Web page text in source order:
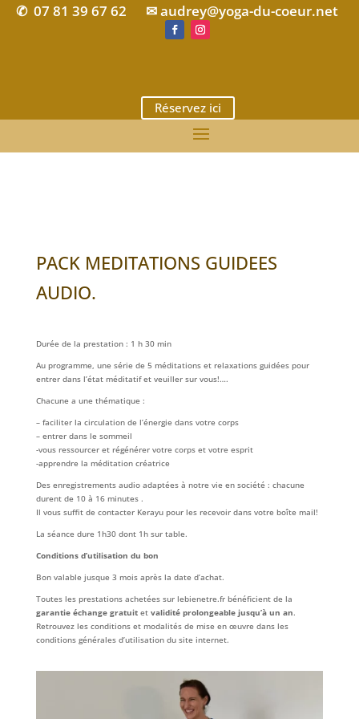
✆ 07 81 39 67 62 ✉ audrey@yoga-du-coeur.net
Réservez ici
PACK MEDITATIONS GUIDEES
AUDIO.
Durée de la prestation : 1 h 30 min
Au programme, une série de 5 méditations et relaxations guidées pour
entrer dans l’état méditatif et veuiller sur vous!….
Chacune a une thématique :
– faciliter la circulation de l’énergie dans votre corps
– entrer dans le sommeil
-vous ressourcer et régénérer votre corps et votre esprit
-apprendre la méditation créatrice
Des enregistrements audio adaptées à notre vie en société : chacune
durent de 10 à 16 minutes .
Il vous suffit de contacter Kerayu pour les recevoir dans votre boîte mail!
La séance dure 1h30 dont 1h sur table.
Conditions d’utilisation du bon
Bon valable jusque 3 mois après la date d’achat.
Toutes les prestations achetées sur lebienetre.fr bénéficient de la
garantie échange gratuitet validité prolongeable jusqu’à un an.
Retrouvez les conditions et modalités de mise en œuvre dans les
conditions générales d’utilisation du site internet.